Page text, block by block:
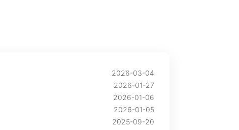
2026-03-04
2026-01-27
2026-01-06
2026-01-05
2025-09-20